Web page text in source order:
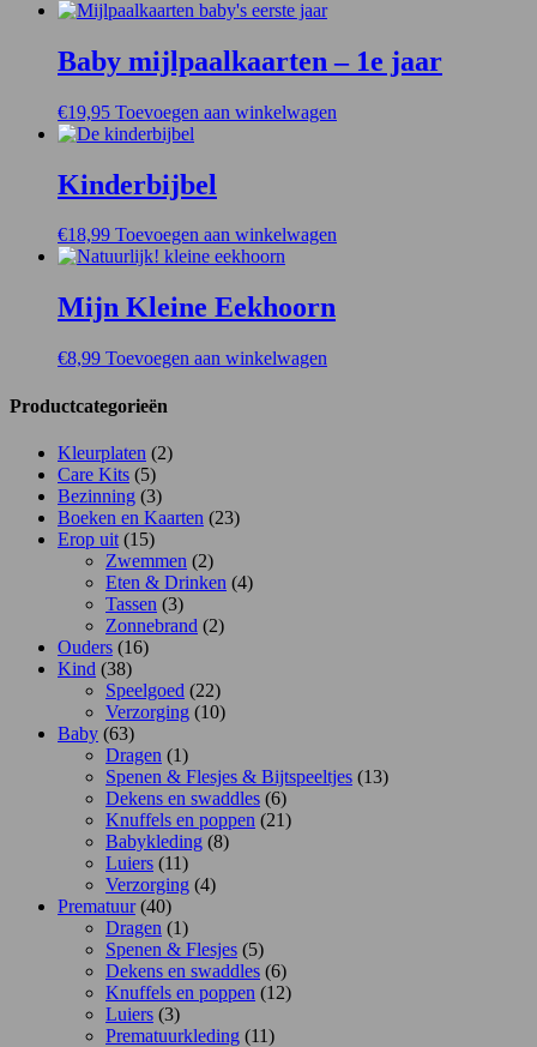
Baby mijlpaalkaarten – 1e jaar
€19,95 Toevoegen aan winkelwagen
Kinderbijbel
€18,99 Toevoegen aan winkelwagen
Mijn Kleine Eekhoorn
€8,99 Toevoegen aan winkelwagen
Productcategorieën
Kleurplaten (2)
Care Kits (5)
Bezinning (3)
Boeken en Kaarten (23)
Erop uit (15)
Zwemmen (2)
Eten & Drinken (4)
Tassen (3)
Zonnebrand (2)
Ouders (16)
Kind (38)
Speelgoed (22)
Verzorging (10)
Baby (63)
Dragen (1)
Spenen & Flesjes & Bijtspeeltjes (13)
Dekens en swaddles (6)
Knuffels en poppen (21)
Babykleding (8)
Luiers (11)
Verzorging (4)
Prematuur (40)
Dragen (1)
Spenen & Flesjes (5)
Dekens en swaddles (6)
Knuffels en poppen (12)
Luiers (3)
Prematuurkleding (11)